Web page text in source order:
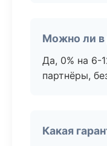
Можно ли в
Да, 0% на 6-
партнёры,
Какая